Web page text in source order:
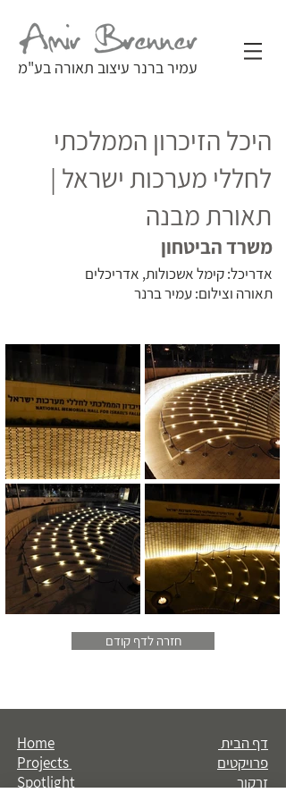
עמיר ברנר עיצוב תאורה בע"מ
היכל הזיכרון הממלכתי
לחללי מערכות ישראל |
תאורת מבנה
משרד הביטחון
אדריכל: קימל אשכולות, אדריכלים
תאורה וצילום: עמיר ברנר
חזרה לדף קודם
Home
Projects
Spotlight
דף הבית
פרויקטים
זרקור